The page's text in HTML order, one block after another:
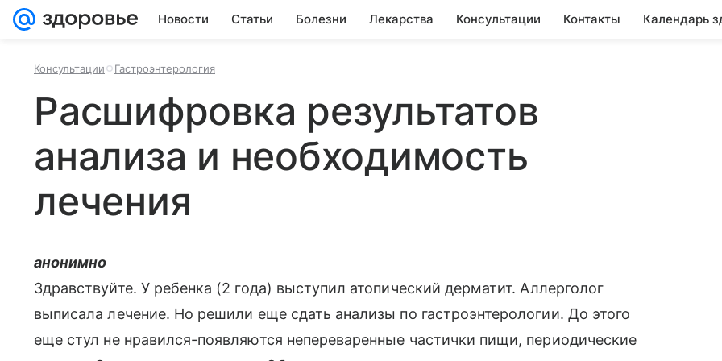
Новости Статьи Болезни Лекарства Консультации Контакты Календарь
Консультации Гастроэнтерология
Расшифровка результатов
анализа и необходимость
лечения
анонимно
Здравствуйте. У ребенка (2 года) выступил атопический дерматит. Аллерголог
выписала лечение. Но решили еще сдать анализы по гастроэнтерологии. До этого
еще стул не нравился-появляются непереваренные частички пищи, периодические